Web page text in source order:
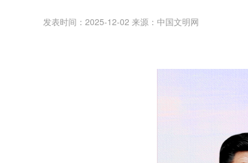
发表时间： 2025-12-02 来源： 中国文明网